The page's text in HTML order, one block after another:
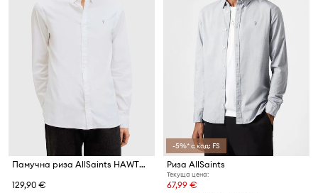
Памучна риза AllSaints HAWTHORNE LS SHIRT
129,90 €
-5%* с код: FS
Риза AllSaints
Текуща цена:
67,99 €